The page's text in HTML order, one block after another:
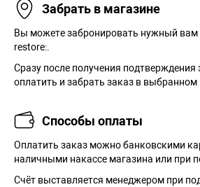
Забрать в магазине
Вы можете забронировать нужный вам
restore:.
Сразу после получения
оплатить и забрать заказ в выбранном
Способы оплаты
Оплатить заказ можно банковскими
наличными накассе магазина или при
Cчёт выставляется менеджером при